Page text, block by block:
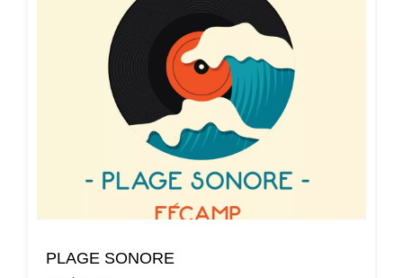
PLAGE SONORE